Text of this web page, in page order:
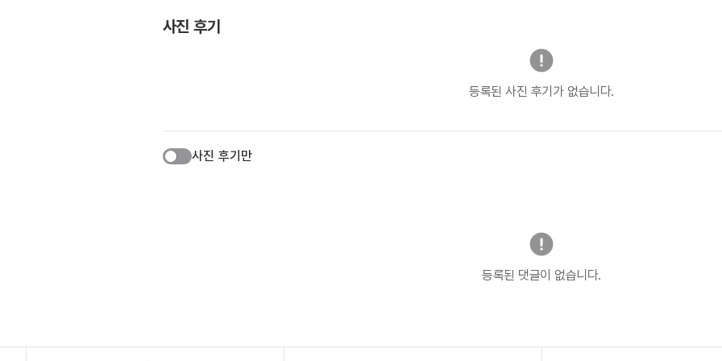
사진 후기
등록된 사진 후기가 없습니다.
사진 후기만
등록된 댓글이 없습니다.